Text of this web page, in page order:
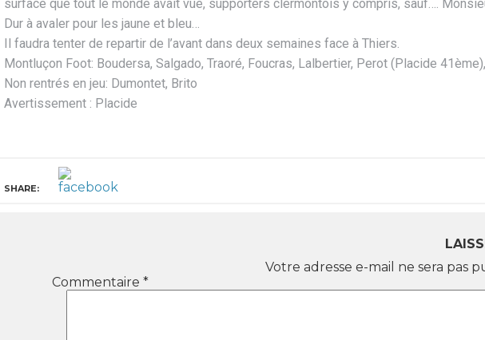
surface que tout le monde avait vue, supporters clermontois y compris, sauf….
Dur à avaler pour les jaune et bleu…
Il faudra tenter de repartir de l’avant dans deux semaines face à Thiers.
Montluçon Foot: Boudersa, Salgado, Traoré, Foucras, Lalbertier, Perot (Placide
Non rentrés en jeu: Dumontet, Brito
Avertissement : Placide
SHARE:
Votre adresse e-mail ne sera pas
Commentaire *